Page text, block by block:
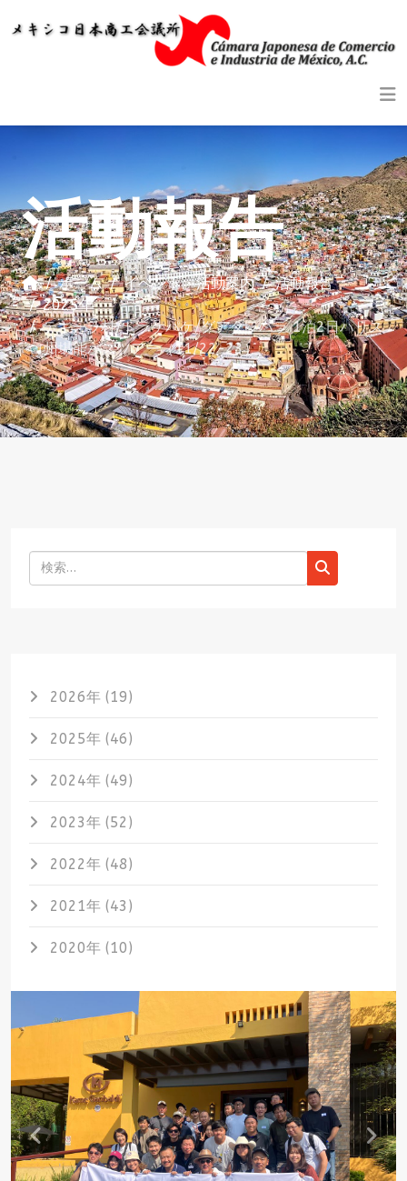
活動報告
ホーム イベント・活動案内
活動報告
2025年
テキーラ村/トラケパケ/グアダラハラ 1泊2日ハリス
コ州堪能バスツアー（11/22-23）
検索
2026年 (19)
2025年 (46)
2024年 (49)
2023年 (52)
2022年 (48)
2021年 (43)
2020年 (10)
Previous